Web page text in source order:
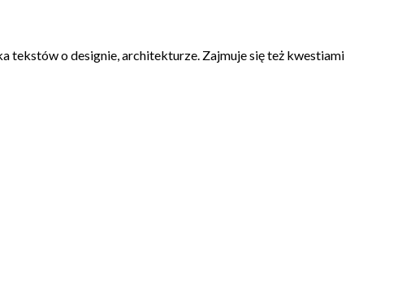
tekstów o designie, architekturze. Zajmuje się też kwestiami